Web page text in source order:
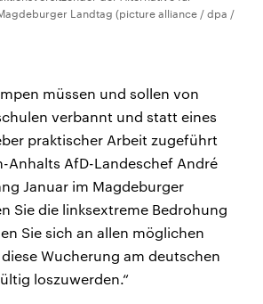
Landtag (picture alliance / dpa /
müssen und sollen von
verbannt und statt eines
praktischer Arbeit zugeführt
Anhalts AfD-Landeschef André
Januar im Magdeburger
Sie die linksextreme Bedrohung
Sie sich an allen möglichen
Wucherung am deutschen
loszuwerden.“